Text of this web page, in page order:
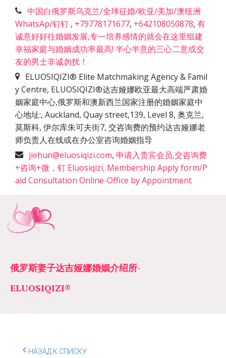
中国白俄罗斯乌克兰/全球征婚/欧亚/美加/澳纽洲
WhatsAp/钉钉 , +79778171677, +642108050878, 有
诚意好好往婚姻发展,专一培养感情的就会在这里组建
幸福家庭与婚姻成功率最高! 半心半意的三心二意或交
友的男士非诚勿扰！
ELUOSIQIZI® Elite Matchmaking Agency & Famil
y Centre, ELUOSIQIZI®达吉娅娜欧亚最大高端严肃婚
姻家庭中心,俄罗斯和澳新西兰国家注册的婚姻家庭中
心地址:, Auckland, Quay street,139, Level 8, 奥克兰,
莫斯科, 伊尔库朱可夫街7, 交咨询费的预约达吉娅娜老
师负责人在线或在办公室咨询婚姻指导
jiehun@eluosiqizi.com, 申请入贵宾会员,交咨询费
+咨询+微，钉 Eluosiqizi, Membership Apply form/P
aid Consultation Online-Office by Appointment
俄罗斯妻子达吉娅娜婚姻介绍所­­
ELUOSIQIZI®
НАЗАД К СПИСКУ